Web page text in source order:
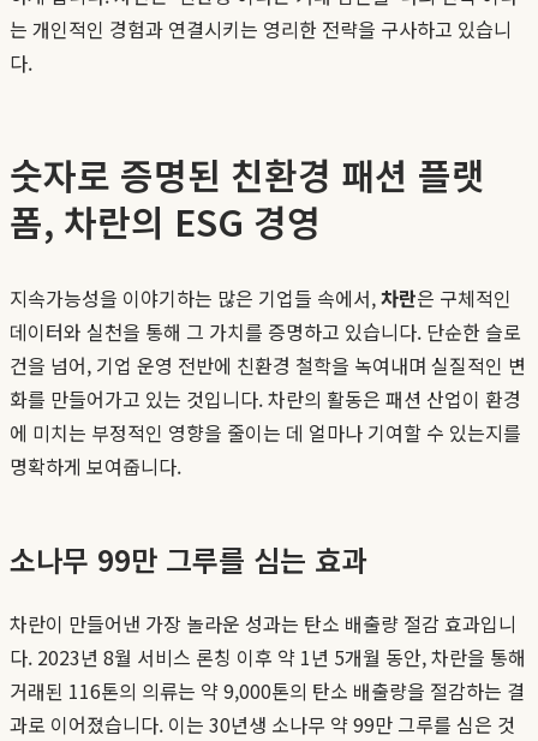
는 개인적인 경험과 연결시키는 영리한 전략을 구사하고 있습니
다.
숫자로 증명된 친환경 패션 플랫
폼, 차란의 ESG 경영
지속가능성을 이야기하는 많은 기업들 속에서,차란은 구체적인
데이터와 실천을 통해 그 가치를 증명하고 있습니다. 단순한 슬로
건을 넘어, 기업 운영 전반에 친환경 철학을 녹여내며 실질적인 변
화를 만들어가고 있는 것입니다. 차란의 활동은 패션 산업이 환경
에 미치는 부정적인 영향을 줄이는 데 얼마나 기여할 수 있는지를
명확하게 보여줍니다.
소나무 99만 그루를 심는 효과
차란이 만들어낸 가장 놀라운 성과는 탄소 배출량 절감 효과입니
다. 2023년 8월 서비스 론칭 이후 약 1년 5개월 동안, 차란을 통해
거래된 116톤의 의류는 약 9,000톤의 탄소 배출량을 절감하는 결
과로 이어졌습니다. 이는 30년생 소나무 약 99만 그루를 심은 것